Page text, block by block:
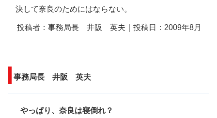
決して奈良のためにはならない。
投稿者：事務局長 井阪 英夫｜投稿日：2009年8月
事務局長 井阪 英夫
やっぱり、奈良は寝倒れ？